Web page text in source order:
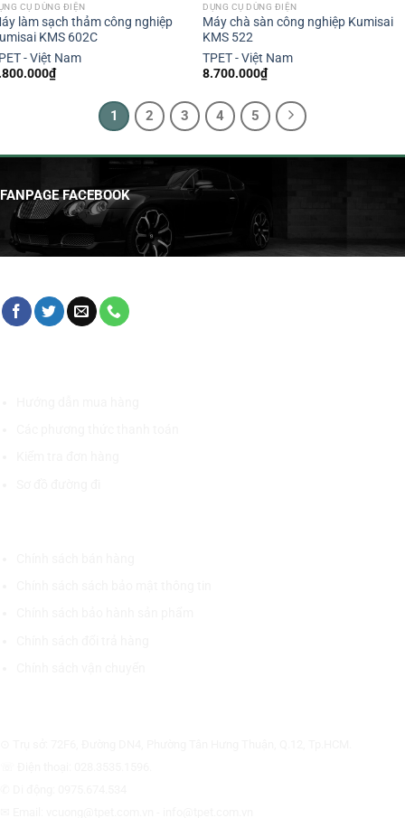
CỤ DÙNG ĐIỆN
làm sạch thảm công nghiệp
KMS 602C
- Việt Nam
₫
DỤNG CỤ DÙNG ĐIỆN
Máy chà sàn công nghiệp Kumisai
KMS 522
TPET - Việt Nam
8.700.000₫
1 2 3 4 5
FANPAGE FACEBOOK